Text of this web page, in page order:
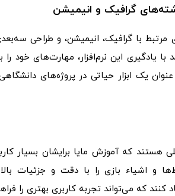
گرافیک و انیمیشن
با گرافیک، انیمیشن، و طراحی
یادگیری این نرم‌افزار، مهارت‌های خود
یک ابزار حیاتی در پروژه‌های
هستند که آموزش مایا برایشان بسیار
اشیاء بازی را با دقت و جزئیات
کنند که می‌تواند تجربه کاربری بهتری را